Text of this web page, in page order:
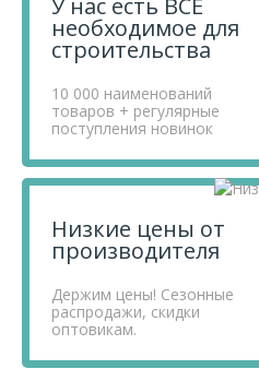
необходимое для
строительства
10 000 наименований
товаров + регулярные
поступления новинок
Низкие цены от
производителя
Держим цены! Сезонные
распродажи, скидки
оптовикам.